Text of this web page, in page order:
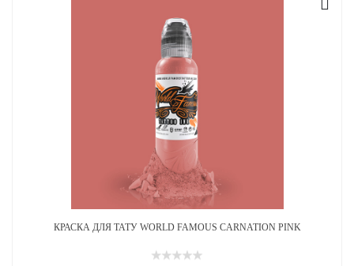
КРАСКА ДЛЯ ТАТУ WORLD FAMOUS CARNATION PINK